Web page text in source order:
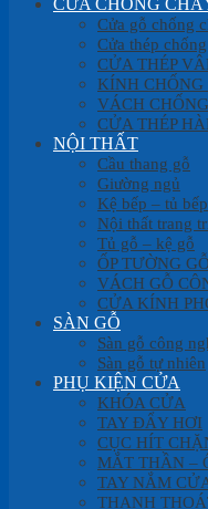
CỬA CHỐNG
Cửa gỗ chống
Cửa thép
CỬA THÉP
KÍNH CHỐNG
VÁCH
CỬA THÉP
NỘI THẤT
Cầu thang gỗ
Giường ngủ
Kệ bếp – tủ bếp
Nội thất trang
Tủ gỗ – kệ gỗ
ỐP TƯỜNG
VÁCH GỖ
CỬA KÍNH
SÀN GỖ
Sàn gỗ công
Sàn gỗ tự nhiên
PHỤ KIỆN CỬA
KHÓA CỬA
TAY ĐẨY HƠI
CỤC HÍT
MẮT THẦN –
TAY NẮM
THANH